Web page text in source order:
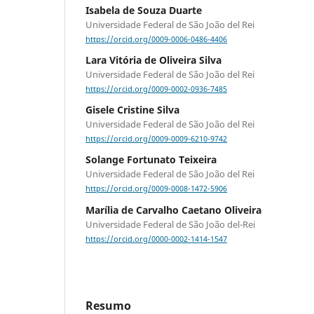
Isabela de Souza Duarte
Universidade Federal de São João del Rei
https://orcid.org/0009-0006-0486-4406
Lara Vitória de Oliveira Silva
Universidade Federal de São João del Rei
https://orcid.org/0009-0002-0936-7485
Gisele Cristine Silva
Universidade Federal de São João del Rei
https://orcid.org/0009-0009-6210-9742
Solange Fortunato Teixeira
Universidade Federal de São João del Rei
https://orcid.org/0009-0008-1472-5906
Marília de Carvalho Caetano Oliveira
Universidade Federal de São João del-Rei
https://orcid.org/0000-0002-1414-1547
Resumo